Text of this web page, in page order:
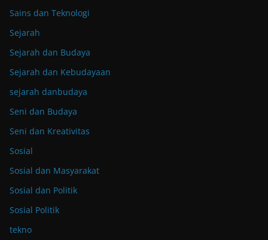
Sains dan Teknologi
Sejarah
Sejarah dan Budaya
Sejarah dan Kebudayaan
sejarah danbudaya
Seni dan Budaya
Seni dan Kreativitas
Sosial
Sosial dan Masyarakat
Sosial dan Politik
Sosial Politik
tekno